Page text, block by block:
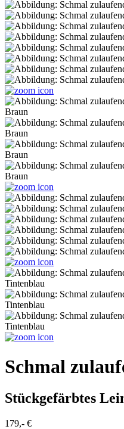
Schmal
Stückgefärbtes
179,- €